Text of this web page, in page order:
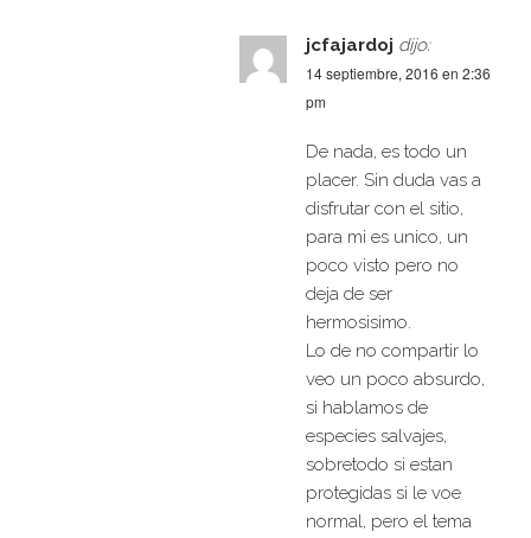
jcfajardoj dijo:
14 septiembre, 2016 en 2:36
pm
De nada, es todo un
placer. Sin duda vas a
disfrutar con el sitio,
para mi es unico, un
poco visto pero no
deja de ser
hermosisimo.
Lo de no compartir lo
veo un poco absurdo,
si hablamos de
especies salvajes,
sobretodo si estan
protegidas si le voe
normal, pero el tema